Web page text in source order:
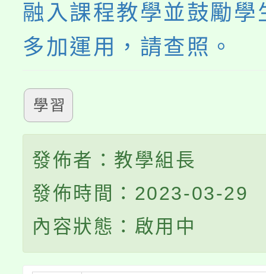
融入課程教學並鼓勵學
多加運用，請查照。
學習
發佈者：教學組長
發佈時間：2023-03-29
內容狀態：啟用中